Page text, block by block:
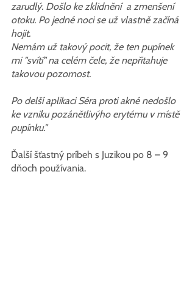
zarudlý. Došlo ke zklidnění  a zmenšení
otoku. Po jedné noci se už vlastně začíná
hojit.
Nemám už takový pocit, že ten pupínek
mi "svítí" na celém čele, že nepřitahuje
takovou pozornost.
Po delší aplikaci Séra proti akné nedošlo
ke vzniku pozánětlivýho erytému v místě
pupínku."
Ďalší šťastný príbeh s Juzikou po 8 – 9
dňoch používania.